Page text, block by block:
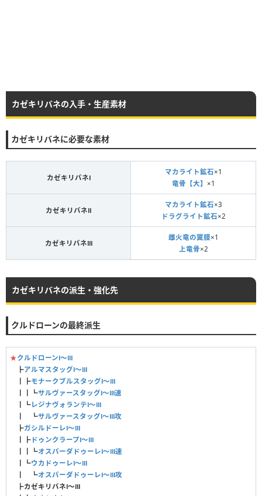
カゼキリバネの入手・生産素材
カゼキリバネに必要な素材
カゼキリバネⅠ
マカライト鉱石×1
竜骨【大】 ×1
カゼキリバネⅡ
マカライト鉱石×3
ドラグライト鉱石×2
カゼキリバネⅢ
雌火竜の翼膜×1
上竜骨×2
カゼキリバネの派生・強化先
クルドローンの最終派生
★クルドローンⅠ〜Ⅲ
┣アルマスタッグⅠ〜Ⅲ
┃┣モナークブルスタッグⅠ〜Ⅲ
┃┃┗サルヴァースタッグⅠ〜Ⅲ速
┃┗レジナヴォランテⅠ〜Ⅲ
┃ ┗サルヴァースタッグⅠ〜Ⅲ攻
┣ガシルドーレⅠ〜Ⅲ
┃┣ ドゥンクラープⅠ〜Ⅲ
┃┃┗オスパーダドゥーレⅠ〜Ⅲ速
┃┗ウカドゥーレⅠ〜Ⅲ
┃ ┗オスパーダドゥーレⅠ〜Ⅲ攻
┣カゼキリバネⅠ〜Ⅲ